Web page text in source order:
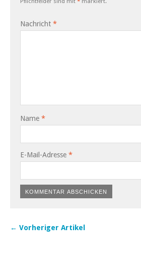
Nachricht *
Name *
E-Mail-Adresse *
← Vorheriger Artikel